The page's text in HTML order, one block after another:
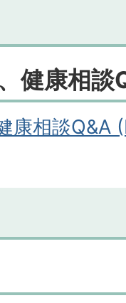
健康相
康相談Q&A